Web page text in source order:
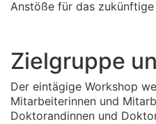
Anstöße für das zukünftige
Zielgruppe
Der eintägige Workshop
Mitarbeiterinnen und
Doktorandinnen und